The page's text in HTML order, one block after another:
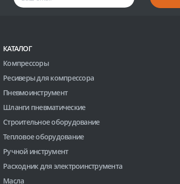
КАТАЛОГ
Компрессоры
Ресиверы для компрессора
Пневмоинструмент
Шланги пневматические
Строительное оборудование
Тепловое оборудование
Ручной инструмент
Расходник для электроинструмента
Масла